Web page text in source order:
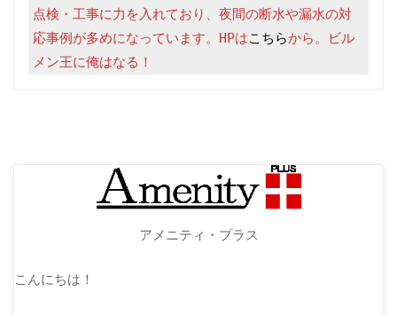
点検・工事に力を入れており、夜間の断水や漏水の対
応事例が多めになっています。HPはこちらから。ビル
メン王に俺はなる！
アメニティ・プラス
こんにちは！